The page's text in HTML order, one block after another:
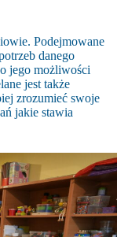
Podejmowane
danego
jego możliwości
jest także
zrozumieć swoje
jakie stawia